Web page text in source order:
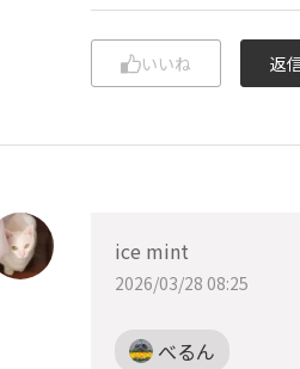
いいね 返
ice mint
2026/03/28 08:25
べるん